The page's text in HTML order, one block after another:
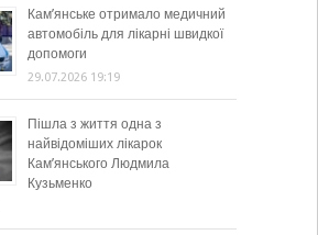
Кам’янське отримало медичний
автомобіль для лікарні швидкої
допомоги
29.07.2026 19:19
Пішла з життя одна з
найвідоміших лікарок
Кам’янського Людмила
Кузьменко